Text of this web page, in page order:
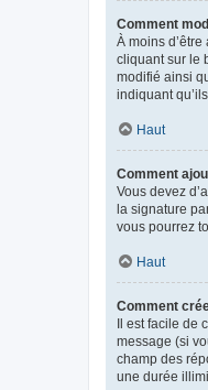
Comment
À moins
cliquant sur le
modifié ainsi
indiquant
Haut
Comment
Vous devez
la signature
vous pourrez
Haut
Comment
Il est facile de
message (si
champ des
une durée